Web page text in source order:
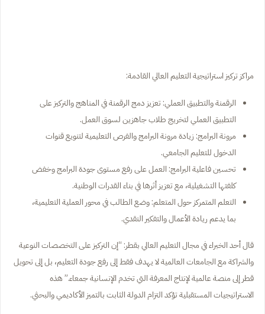
مراكز تركيز استراتيجية التعليم العالي القادمة:
الرقمنة والتطبيق العملي: تعزيز دمج الرقمنة في المناهج والتركيز على
التطبيق العملي لتخريج طلاب جاهزين لسوق العمل.
مرونة البرامج: زيادة مرونة البرامج والفرص التعليمية لتنويع قنوات
الدخول للتعليم الجامعي.
تحسين فاعلية البرامج: العمل على رفع مستوى جودة البرامج وخفض
كلفتها التشغيلية، مع تعزيز أثرها في بناء القدرات الوطنية.
التعلم المتمركز حول المتعلم: وضع الطالب في محور العملية التعليمية،
بما يدعم ريادة الأعمال والتفكير النقدي.
قال أحد الخبراء في مجال التعليم العالي بقطر: “إن التركيز على التخصصات النوعية
والشراكة مع الجامعات العالمية لا يهدف فقط إلى رفع جودة التعليم، بل إلى تحويل
قطر إلى منصة عالمية لإنتاج المعرفة التي تخدم الإنسانية جمعاء.” هذه
الاستراتيجيات المستقبلية تؤكد التزام الدولة الثابت بالتميز الأكاديمي والبحثي.